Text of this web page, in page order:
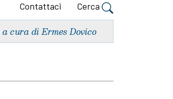
Contattaci Cerca
a cura di Ermes Dovico